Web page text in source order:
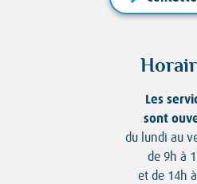
Les
sont
du lundi au
de 9h à
et de 14h